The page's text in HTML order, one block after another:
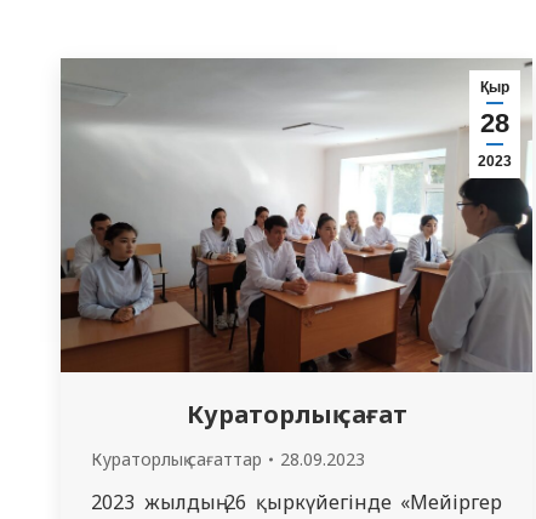
Қыр
28
2023
Кураторлық сағат
Кураторлық сағаттар 28.09.2023
2023 жылдың 26 ​​қыркүйегінде «Мейіргер